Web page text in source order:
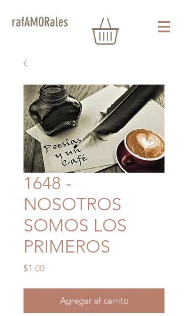
rafAMORales
1648 -
NOSOTROS
SOMOS LOS
PRIMEROS
$1.00Precio
Agregar al carrito